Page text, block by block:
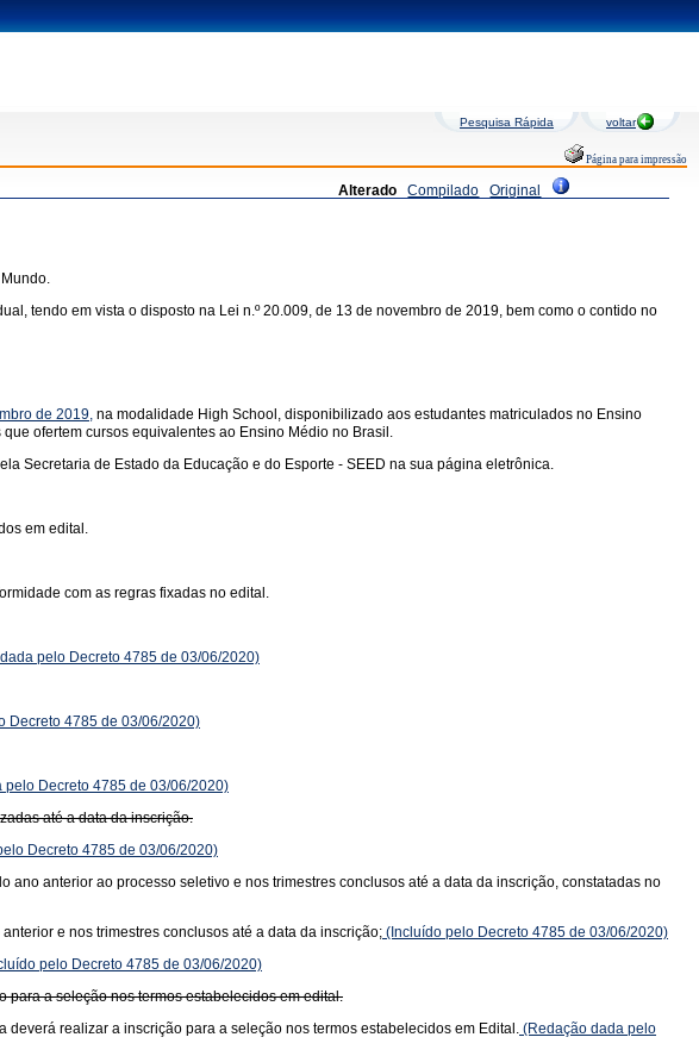
Pesquisa Rápida voltar
Página para impressão
Alterado Compilado Original
tendo em vista o disposto na Lei n.º 20.009, de 13 de novembro de 2019, bem como o contido no
de 2019, na modalidade High School, disponibilizado aos estudantes matriculados no Ensino
ofertem cursos equivalentes ao Ensino Médio no Brasil.
Secretaria de Estado da Educação e do Esporte - SEED na sua página eletrônica.
em edital.
com as regras fixadas no edital.
pelo Decreto 4785 de 03/06/2020)
Decreto 4785 de 03/06/2020)
pelo Decreto 4785 de 03/06/2020)
até a data da inscrição.
Decreto 4785 de 03/06/2020)
anterior ao processo seletivo e nos trimestres conclusos até a data da inscrição, constatadas no
e nos trimestres conclusos até a data da inscrição; (Incluído pelo Decreto 4785 de 03/06/2020)
pelo Decreto 4785 de 03/06/2020)
para a seleção nos termos estabelecidos em edital.
realizar a inscrição para a seleção nos termos estabelecidos em Edital. (Redação dada pelo